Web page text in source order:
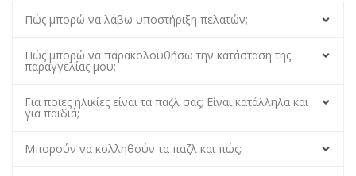
Πώς μπορώ να λάβω υποστήριξη πελατών;
Πώς μπορώ να παρακολουθήσω την κατάσταση της
παραγγελίας μου;
Για ποιες ηλικίες είναι τα παζλ σας; Είναι κατάλληλα και
για παιδιά;
Μπορούν να κολληθούν τα παζλ και πώς;